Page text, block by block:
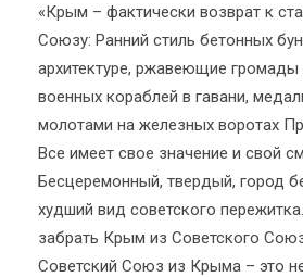
«Крым – фактически возврат к
Союзу: Ранний стиль бетонных
архитектуре, ржавеющие громады
военных кораблей в гавани,
молотами на железных воротах
Все имеет свое значение и свой
Бесцеремонный, твердый, город
худший вид советского
забрать Крым из Советского
Советский Союз из Крыма – это